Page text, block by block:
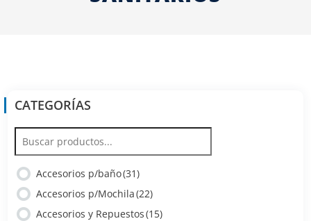
CATEGORÍAS
Accesorios p/baño(31)
Accesorios p/Mochila(22)
Accesorios y Repuestos(15)